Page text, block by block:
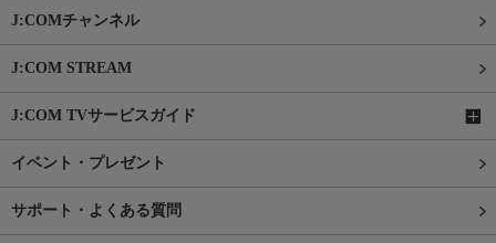
J:COMチャンネル
J:COM STREAM
J:COM TVサービスガイド
イベント・プレゼント
サポート・よくある質問